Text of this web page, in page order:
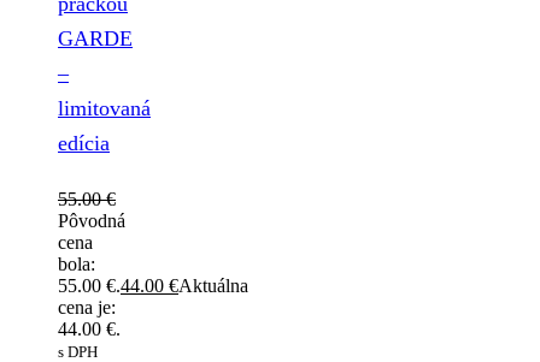
GARDE
–
limitovaná
edícia
55.00€
Pôvodná
cena
bola:
55.00 €.44.00 €Aktuálna
cena je:
44.00 €.
s DPH